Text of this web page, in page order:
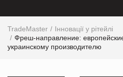
TradeMaster
Інновації у рітейлі
Фреш-направление:
украинскому производителю